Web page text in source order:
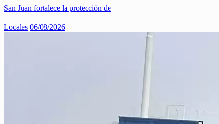
San Juan fortalece la protección de
Locales 06/08/2026